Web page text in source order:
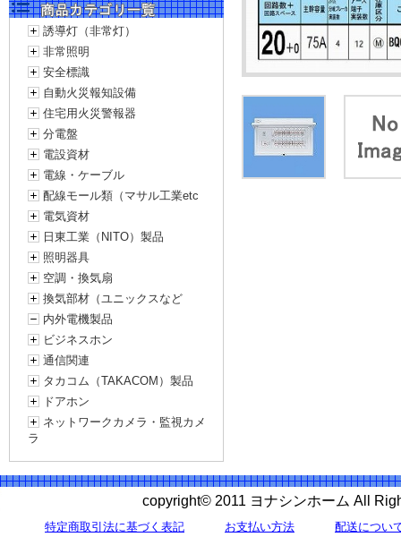
誘導灯（非常灯）
非常照明
安全標識
自動火災報知設備
住宅用火災警報器
分電盤
電設資材
電線・ケーブル
配線モール類（マサル工業etc
電気資材
日東工業（NITO）製品
照明器具
空調・換気扇
換気部材（ユニックスなど
内外電機製品
ビジネスホン
通信関連
タカコム（TAKACOM）製品
ドアホン
ネットワークカメラ・監視カメ
ラ
copyright© 2011 ヨナシンホーム All
特定商取引法に基づく表記 お支払い方法 配送につい